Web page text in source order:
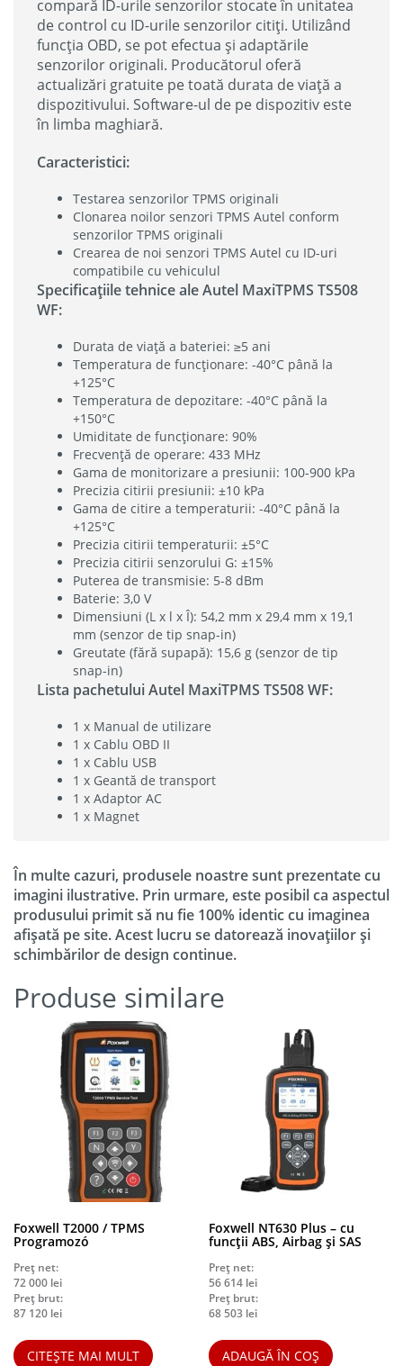
compară ID-urile senzorilor stocate în unitatea
de control cu ID-urile senzorilor citiți. Utilizând
funcția OBD, se pot efectua și adaptările
senzorilor originali. Producătorul oferă
actualizări gratuite pe toată durata de viață a
dispozitivului. Software-ul de pe dispozitiv este
în limba maghiară.
Caracteristici:
Testarea senzorilor TPMS originali
Clonarea noilor senzori TPMS Autel conform
senzorilor TPMS originali
Crearea de noi senzori TPMS Autel cu ID-uri
compatibile cu vehiculul
Specificațiile tehnice ale Autel MaxiTPMS TS508
WF:
Durata de viață a bateriei: ≥5 ani
Temperatura de funcționare: -40°C până la
+125°C
Temperatura de depozitare: -40°C până la
+150°C
Umiditate de funcționare: 90%
Frecvență de operare: 433 MHz
Gama de monitorizare a presiunii: 100-900 kPa
Precizia citirii presiunii: ±10 kPa
Gama de citire a temperaturii: -40°C până la
+125°C
Precizia citirii temperaturii: ±5°C
Precizia citirii senzorului G: ±15%
Puterea de transmisie: 5-8 dBm
Baterie: 3,0 V
Dimensiuni (L x l x Î): 54,2 mm x 29,4 mm x 19,1
mm (senzor de tip snap-in)
Greutate (fără supapă): 15,6 g (senzor de tip
snap-in)
Lista pachetului Autel MaxiTPMS TS508 WF:
1 x Manual de utilizare
1 x Cablu OBD II
1 x Cablu USB
1 x Geantă de transport
1 x Adaptor AC
1 x Magnet
În multe cazuri, produsele noastre sunt prezentate cu
imagini ilustrative. Prin urmare, este posibil ca aspectul
produsului primit să nu fie 100% identic cu imaginea
afișată pe site. Acest lucru se datorează inovațiilor și
schimbărilor de design continue.
Produse similare
Foxwell T2000 / TPMS
Programozó
Preț net:
72 000 lei
Preț brut:
87 120 lei
CITEȘTE MAI MULT
Foxwell NT630 Plus – cu
funcții ABS, Airbag și SAS
Preț net:
56 614 lei
Preț brut:
68 503 lei
ADAUGĂ ÎN COȘ